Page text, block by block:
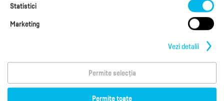
office@factureaza.ro
Copyright © 2026S.C. Cubus Arts SRL Termeni de utilizare
Statistici
Marketing
Vezi detalii
Permite selecția
Permite toate